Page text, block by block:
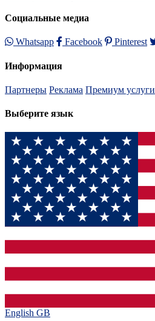
Социальные медиа
Whatsapp Facebook Pinterest
Информация
Партнеры Реклама Премиум услуги
Выберите язык
English GB‎